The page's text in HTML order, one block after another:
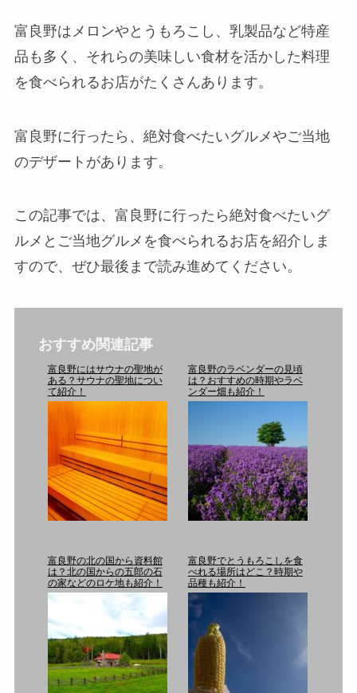
富良野はメロンやとうもろこし、乳製品など特産
品も多く、それらの美味しい食材を活かした料理
を食べられるお店がたくさんあります。
富良野に行ったら、絶対食べたいグルメやご当地
のデザートがあります。
この記事では、富良野に行ったら絶対食べたいグ
ルメとご当地グルメを食べられるお店を紹介しま
すので、ぜひ最後まで読み進めてください。
おすすめ関連記事
富良野にはサウナの聖地が
ある？サウナの聖地につい
て紹介！
富良野のラベンダーの見頃
は？おすすめの時期やラベ
ンダー畑も紹介！
富良野の北の国から資料館
は？北の国からの五郎の石
の家などのロケ地も紹介！
富良野でとうもろこしを食
べれる場所はどこ？時期や
品種も紹介！